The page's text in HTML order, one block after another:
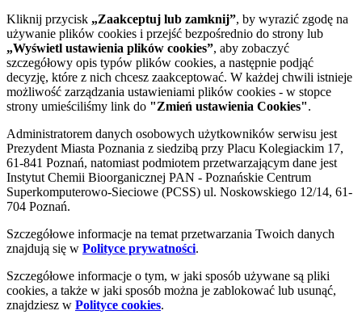
Kliknij przycisk „Zaakceptuj lub zamknij”, by wyrazić zgodę na
używanie plików cookies i przejść bezpośrednio do strony lub
„Wyświetl ustawienia plików cookies”, aby zobaczyć
szczegółowy opis typów plików cookies, a następnie podjąć
decyzję, które z nich chcesz zaakceptować. W każdej chwili istnieje
możliwość zarządzania ustawieniami plików cookies - w stopce
strony umieściliśmy link do "Zmień ustawienia Cookies".
Administratorem danych osobowych użytkowników serwisu jest
Prezydent Miasta Poznania z siedzibą przy Placu Kolegiackim 17,
61-841 Poznań, natomiast podmiotem przetwarzającym dane jest
Instytut Chemii Bioorganicznej PAN - Poznańskie Centrum
Superkomputerowo-Sieciowe (PCSS) ul. Noskowskiego 12/14, 61-
704 Poznań.
Szczegółowe informacje na temat przetwarzania Twoich danych
znajdują się w Polityce prywatności.
Szczegółowe informacje o tym, w jaki sposób używane są pliki
cookies, a także w jaki sposób można je zablokować lub usunąć,
znajdziesz w Polityce cookies.